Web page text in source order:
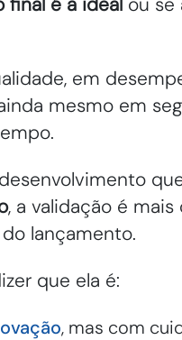
em
mesmo em
, a validação é
lançamento.
que ela é:
, mas com